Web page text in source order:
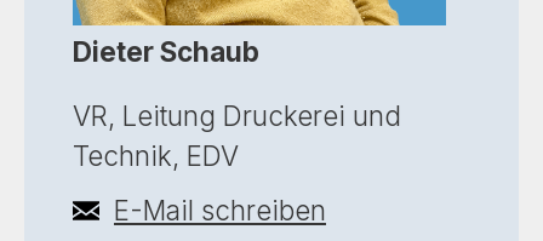
Dieter Schaub
VR, Leitung Druckerei und
Technik, EDV
E-Mail schreiben